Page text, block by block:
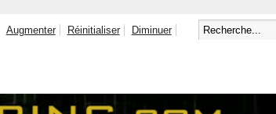
Augmenter Réinitialiser Diminuer